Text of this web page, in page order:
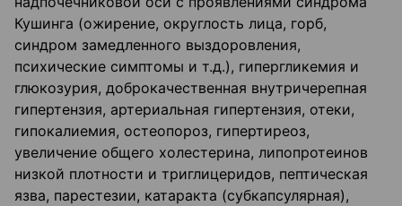
Кушинга (ожирение, округлость лица, горб,
синдром замедленного выздоровления,
психические симптомы и т.д.), гипергликемия и
глюкозурия, доброкачественная внутричерепная
гипертензия, артериальная гипертензия, отеки,
гипокалиемия, остеопороз, гипертиреоз,
увеличение общего холестерина, липопротеинов
низкой плотности и триглицеридов, пептическая
язва, парестезии, катаракта (субкапсулярная),